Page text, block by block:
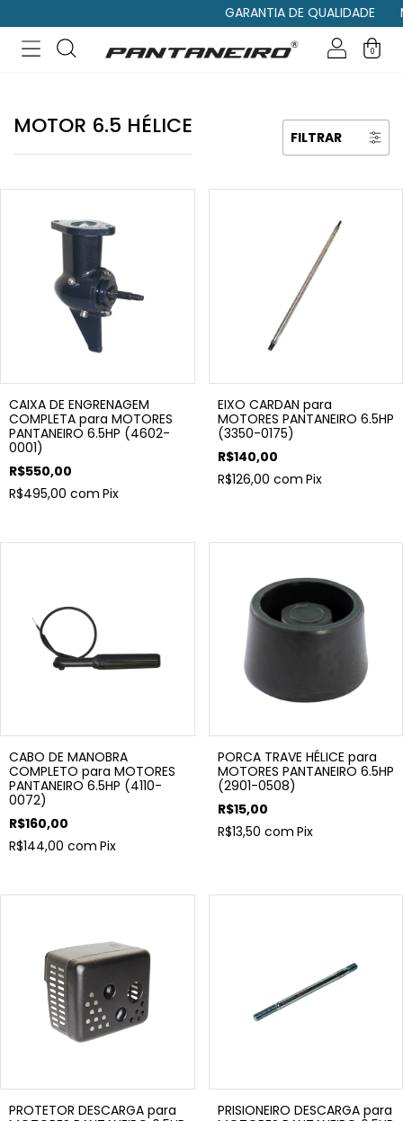
GARANTIA DE QUALIDADE
0
MOTOR 6.5 HÉLICE FILTRAR
CAIXA DE ENGRENAGEM
COMPLETA para MOTORES
PANTANEIRO 6.5HP (4602-
0001)
R$550,00
R$495,00 com Pix
EIXO CARDAN para
MOTORES PANTANEIRO 6.5HP
(3350-0175)
R$140,00
R$126,00 com Pix
CABO DE MANOBRA
COMPLETO para MOTORES
PANTANEIRO 6.5HP (4110-
0072)
R$160,00
R$144,00 com Pix
PORCA TRAVE HÉLICE para
MOTORES PANTANEIRO 6.5HP
(2901-0508)
R$15,00
R$13,50 com Pix
PROTETOR DESCARGA para
PRISIONEIRO DESCARGA para